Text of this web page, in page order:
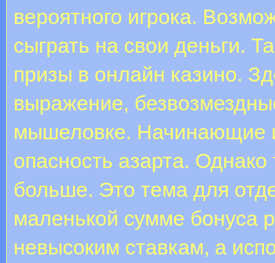
вероятного игрока.
сыграть на свои деньги.
призы в онлайн казино.
выражение,
мышеловке. Начинающие
опасность азарта.
больше. Это тема для
маленькой сумме бонуса
невысоким ставкам, а